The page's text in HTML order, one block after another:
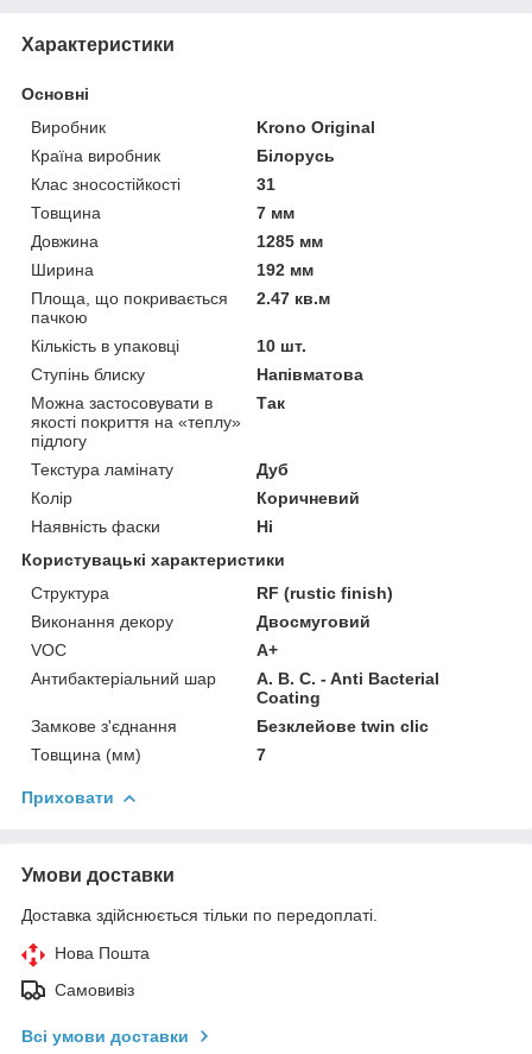
Характеристики
Основні
Виробник
Krono Original
Країна виробник
Білорусь
Клас зносостійкості
31
Товщина
7 мм
Довжина
1285 мм
Ширина
192 мм
Площа, що покривається
пачкою
2.47 кв.м
Кількість в упаковці
10 шт.
Ступінь блиску
Напівматова
Можна застосовувати в
якості покриття на «теплу»
підлогу
Так
Текстура ламінату
Дуб
Колір
Коричневий
Наявність фаски
Ні
Користувацькі характеристики
Структура
RF (rustic finish)
Виконання декору
Двосмуговий
VOC
A+
Антибактеріальний шар
A. B. C. - Anti Bacterial
Coating
Замкове з'єднання
Безклейове twin clic
Товщина (мм)
7
Приховати
Умови доставки
Доставка здійснюється тільки по передоплаті.
Нова Пошта
Самовивіз
Всі умови доставки